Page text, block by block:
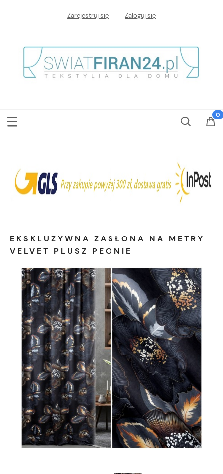
Zarejestruj się Zaloguj się
EKSKLUZYWNA ZASŁONA NA METRY
VELVET PLUSZ PEONIE